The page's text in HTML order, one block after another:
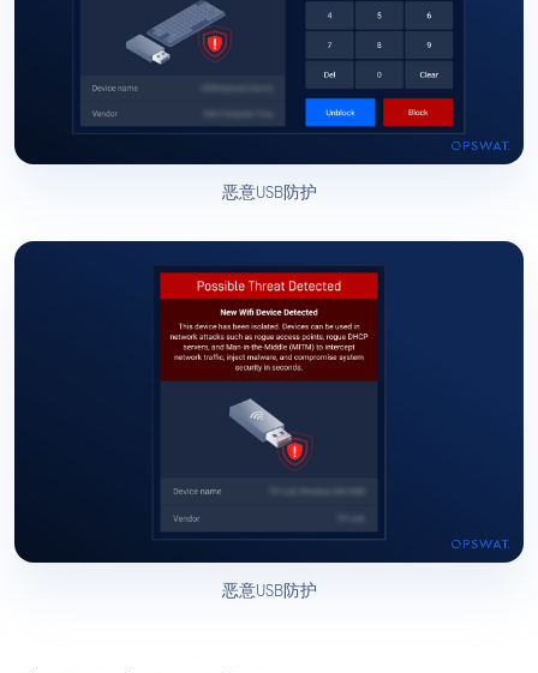
恶意USB防护
恶意USB防护